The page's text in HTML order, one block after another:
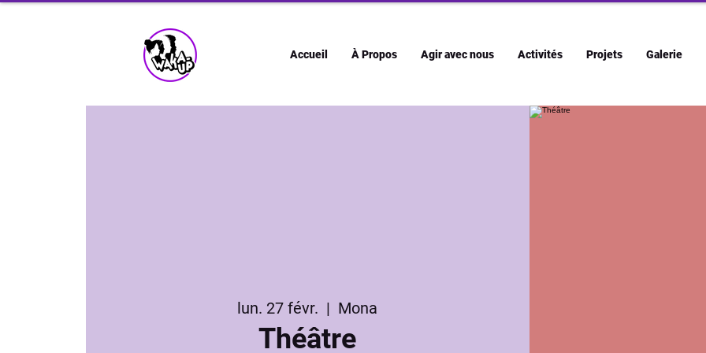
Accueil À Propos Agir avec nous Activités Projets Galerie
lun. 27 févr.
  |
Mona
Théâtre